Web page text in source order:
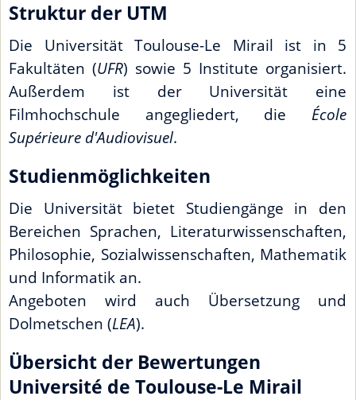
Struktur der UTM
Die Universität Toulouse-Le Mirail ist in 5
Fakultäten (UFR) sowie 5 Institute organisiert.
Außerdem ist der Universität eine
Filmhochschule angegliedert, die École
Supérieure d'Audiovisuel.
Studienmöglichkeiten
Die Universität bietet Studiengänge in den
Bereichen Sprachen, Literaturwissenschaften,
Philosophie, Sozialwissenschaften, Mathematik
und Informatik an.
Angeboten wird auch Übersetzung und
Dolmetschen (LEA).
Übersicht der Bewertungen
Université de Toulouse-Le Mirail